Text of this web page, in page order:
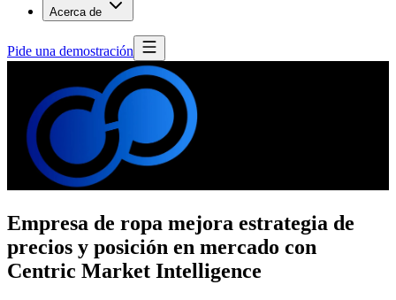
Acerca de
Pide una demostración
Empresa de ropa mejora estrategia de
precios y posición en mercado con
Centric Market Intelligence